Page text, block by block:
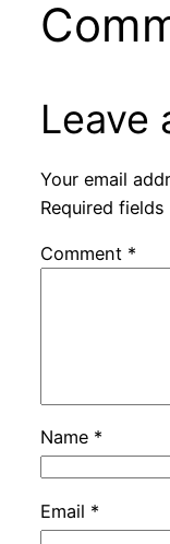
Leave
Your email
Required
Comment *
Name *
Email *